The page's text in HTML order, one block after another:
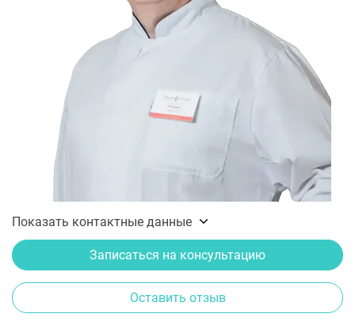
Показать контактные данные
Записаться на консультацию
Оставить отзыв